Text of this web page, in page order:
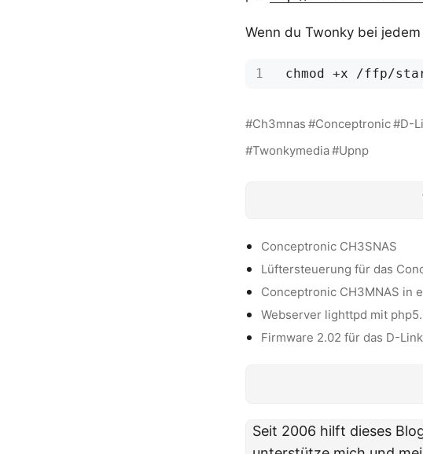
Wenn du Twonky bei
Ch3mnas Conceptronic D-
Twonkymedia
Upnp
Conceptronic CH3SNAS
Lüftersteuerung für das
Conceptronic CH3MNAS in
Webserver lighttpd mit
Firmware 2.02 für das D-
Seit 2006 hilft dieses